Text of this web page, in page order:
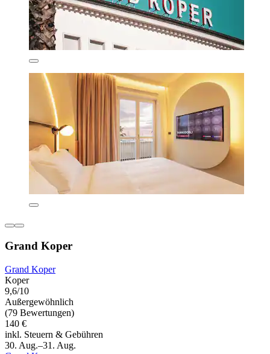
Grand Koper
Grand Koper
Koper
9,6/10
Außergewöhnlich
(79 Bewertungen)
140 €
inkl. Steuern & Gebühren
30. Aug.–31. Aug.